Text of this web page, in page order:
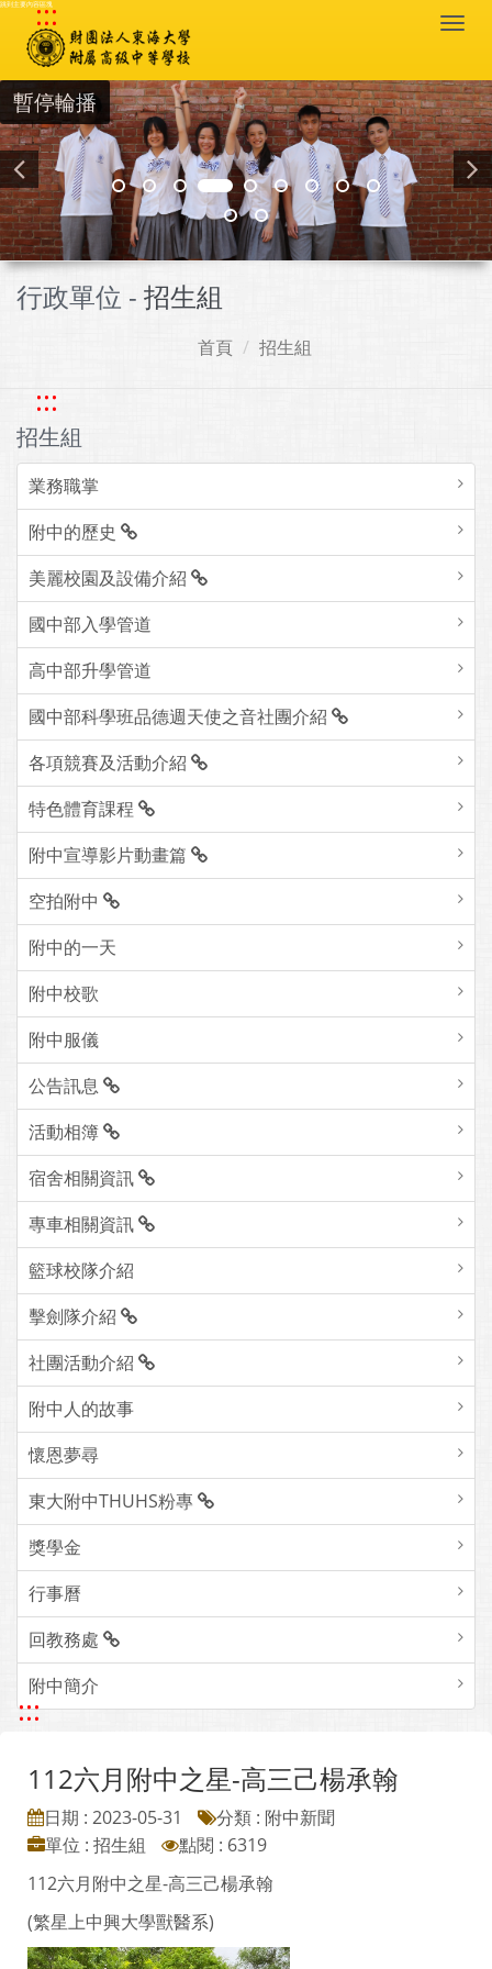
跳到主要內容區塊
:::
暫停輪播
行政單位 - 招生組
首頁 招生組
:::
招生組
業務職掌
附中的歷史
美麗校園及設備介紹
國中部入學管道
高中部升學管道
國中部科學班品德週天使之音社團介紹
各項競賽及活動介紹
特色體育課程
附中宣導影片動畫篇
空拍附中
附中的一天
附中校歌
附中服儀
公告訊息
活動相簿
宿舍相關資訊
專車相關資訊
籃球校隊介紹
擊劍隊介紹
社團活動介紹
附中人的故事
懷恩夢尋
東大附中THUHS粉專
獎學金
行事曆
回教務處
附中簡介
:::
112六月附中之星-高三己楊承翰
日期 : 2023-05-31
分類 : 附中新聞
單位 : 招生組
點閱 : 6319
112六月附中之星-高三己楊承翰
(繁星上中興大學獸醫系)